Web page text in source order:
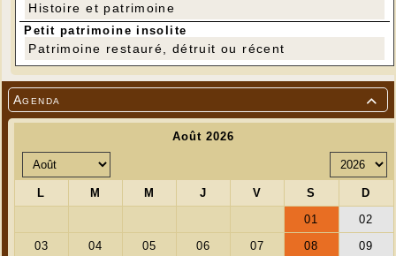

Agenda
Histoire et patrimoine
Petit patrimoine insolite
Patrimoine restauré, détruit ou récent